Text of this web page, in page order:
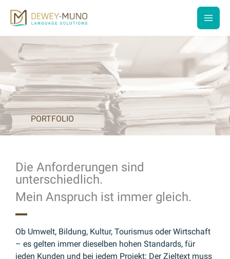
Inhalt
main
PORTFOLIO
Die Anforderungen sind
unterschiedlich.
Mein Anspruch ist immer gleich.
Ob Umwelt, Bildung, Kultur, Tourismus oder Wirtschaft
– es gelten immer dieselben hohen Standards, für
jeden Kunden und bei jedem Projekt: Der Zieltext muss